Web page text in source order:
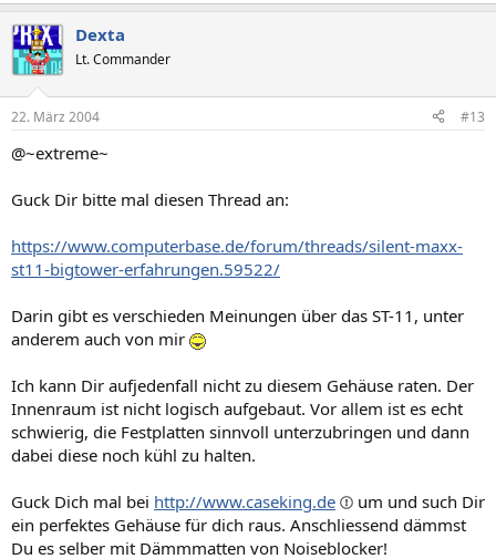
Dexta
Lt. Commander
22. März 2004 #13
@~extreme~
Guck Dir bitte mal diesen Thread an:
https://www.computerbase.de/forum/threads/silent-maxx-
st11-bigtower-erfahrungen.59522/
Darin gibt es verschieden Meinungen über das ST-11, unter
anderem auch von mir
Ich kann Dir aufjedenfall nicht zu diesem Gehäuse raten. Der
Innenraum ist nicht logisch aufgebaut. Vor allem ist es echt
schwierig, die Festplatten sinnvoll unterzubringen und dann
dabei diese noch kühl zu halten.
Guck Dich mal bei http://www.caseking.de
um und such Dir
ein perfektes Gehäuse für dich raus. Anschliessend dämmst
Du es selber mit Dämmmatten von Noiseblocker!